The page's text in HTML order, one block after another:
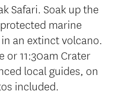
Safari. Soak up the
marine
an extinct volcano.
or 11:30am Crater
local guides, on
included.